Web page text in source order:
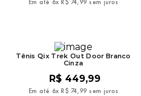
Em até 6x R$ 74, 99 sem juros
Tênis Qix Trek Out Door Branco
Cinza
R$ 449,99
Em até 6x R$ 74, 99 sem juros